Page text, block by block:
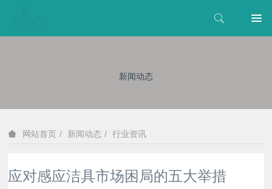
新闻动态
网站首页 新闻动态 行业资讯
应对感应洁具市场困局的五大举措